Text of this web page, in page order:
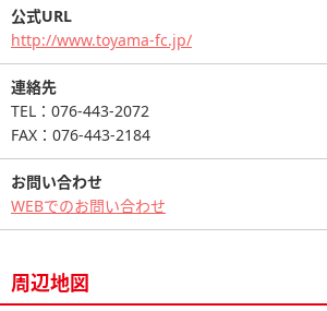
公式URL
http://www.toyama-fc.jp/
連絡先
TEL：076-443-2072
FAX：076-443-2184
お問い合わせ
WEBでのお問い合わせ
周辺地図